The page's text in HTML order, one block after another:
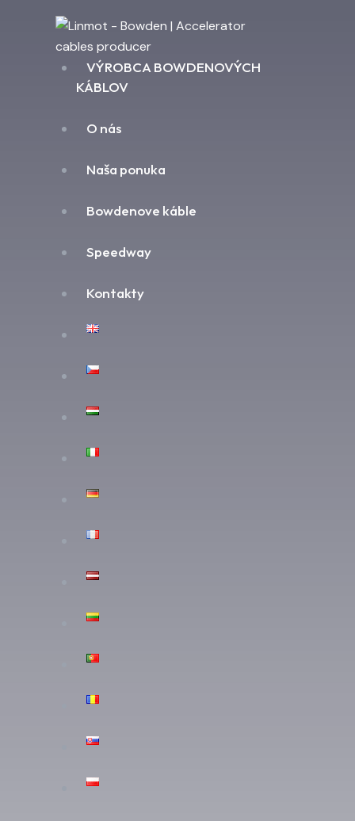
VÝROBCA BOWDENOVÝCH
KÁBLOV
O nás
Naša ponuka
Bowdenove káble
Speedway
Kontakty